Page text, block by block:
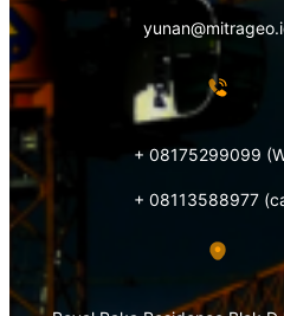
+ 08175299099
+ 08113588977